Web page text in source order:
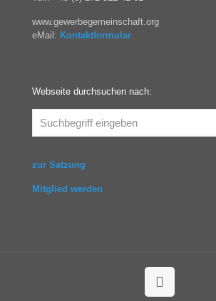
www.gewerbegemeinschaft.org
eMail: Kontaktformular
Webseite durchsuchen nach:
zur Satzung
Mitglied werden